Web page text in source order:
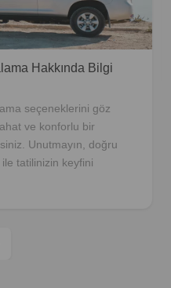
Hakkında Bilgi
seçeneklerini göz
ve konforlu bir
Unutmayın, doğru
tatilinizin keyfini